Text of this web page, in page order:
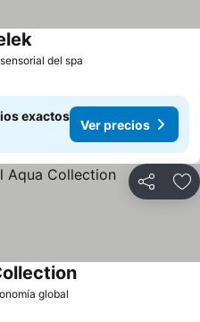
del spa
Ver precios
exactos
Ver precios
Compartir
global
Ver precios